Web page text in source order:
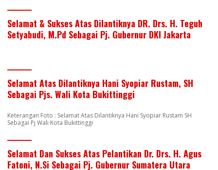
Selamat & Sukses Atas Dilantiknya DR. Drs. H. Teguh
Setyabudi, M.Pd Sebagai Pj. Gubernur DKI Jakarta
Selamat Atas Dilantiknya Hani Syopiar Rustam, SH
Sebagai Pjs. Wali Kota Bukittinggi
Keterangan Foto : Selamat Atas Dilantiknya Hani Syopiar Rustam SH
Sebagai Pj Wali Kota Bukittinggi
Selamat Dan Sukses Atas Pelantikan Dr. Drs. H. Agus
Fatoni, N.Si Sebagai Pj. Gubernur Sumatera Utara